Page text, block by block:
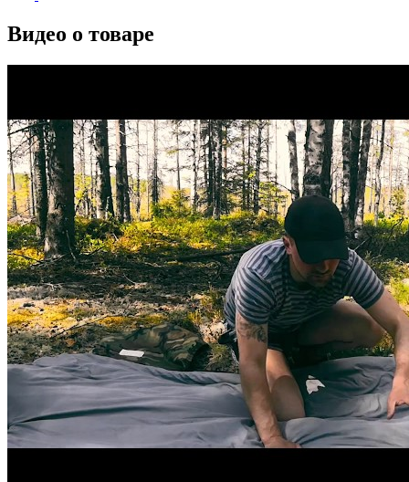
Видео о товаре